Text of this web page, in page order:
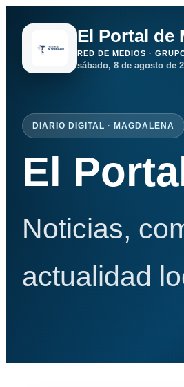
El Portal de
RED DE MEDIOS ·
sábado, 8 de agosto de
DIARIO DIGITAL · MAGDALENA
El
Noticias,
actualidad